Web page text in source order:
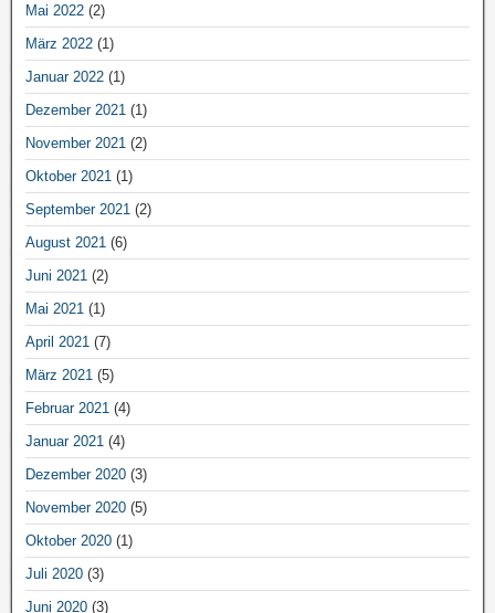
Mai 2022 (2)
März 2022 (1)
Januar 2022 (1)
Dezember 2021 (1)
November 2021 (2)
Oktober 2021 (1)
September 2021 (2)
August 2021 (6)
Juni 2021 (2)
Mai 2021 (1)
April 2021 (7)
März 2021 (5)
Februar 2021 (4)
Januar 2021 (4)
Dezember 2020 (3)
November 2020 (5)
Oktober 2020 (1)
Juli 2020 (3)
Juni 2020 (3)